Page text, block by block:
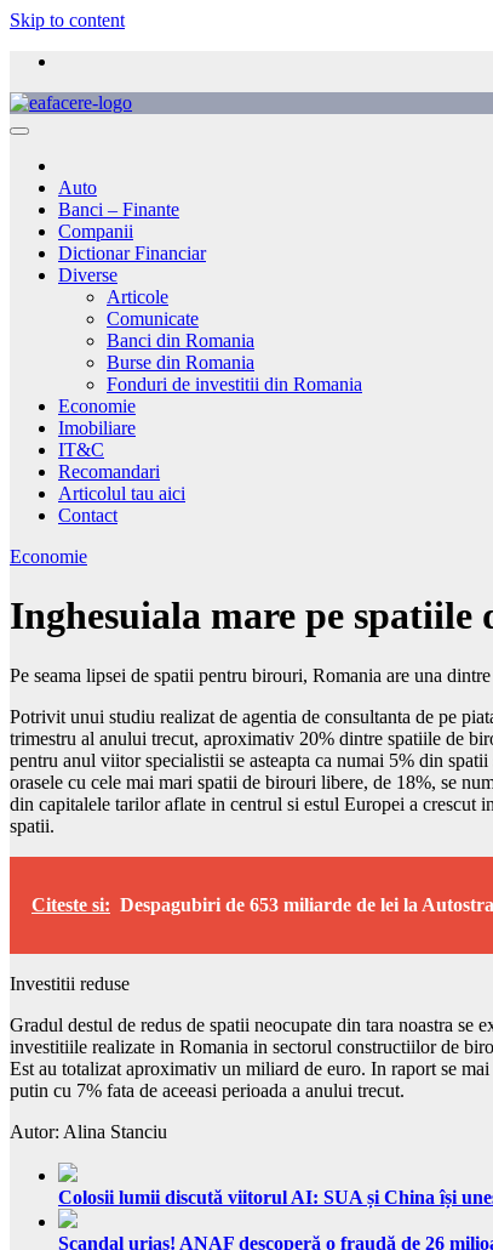
Skip to content
Auto
Banci – Finante
Companii
Dictionar Financiar
Diverse
Articole
Comunicate
Banci din Romania
Burse din Romania
Fonduri de investitii din Romania
Economie
Imobiliare
IT&C
Recomandari
Articolul tau aici
Contact
Economie
Inghesuiala mare pe spatiile
Pe seama lipsei de spatii pentru birouri, Romania are una
Potrivit unui studiu realizat de agentia de consultanta de pe
trimestru al anului trecut, aproximativ 20% dintre spatiile de
pentru anul viitor specialistii se asteapta ca numai 5% din
orasele cu cele mai mari spatii de birouri libere, de 18%, se
din capitalele tarilor aflate in centrul si estul Europei a crescut
spatii.
Citeste si: Despagubiri de 653 miliarde de lei la
Investitii reduse
Gradul destul de redus de spatii neocupate din tara noastra
investitiile realizate in Romania in sectorul constructiilor de
Est au totalizat aproximativ un miliard de euro. In raport se
putin cu 7% fata de aceeasi perioada a anului trecut.
Autor: Alina Stanciu
Colosii lumii discută viitorul AI: SUA și China își
Scandal uriaș! ANAF descoperă o fraudă de 26